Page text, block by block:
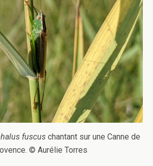
fuscus chantant sur une Canne de
© Aurélie Torres